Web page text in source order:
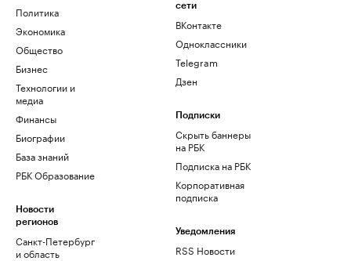
Политика
Экономика
Общество
Бизнес
Технологии и
медиа
Финансы
Биографии
База знаний
РБК Образование
Новости
регионов
Санкт-Петербург
и область
сети
ВКонтакте
Одноклассники
Telegram
Дзен
Подписки
Скрыть баннеры
на РБК
Подписка на РБК
Корпоративная
подписка
Уведомления
RSS Новости